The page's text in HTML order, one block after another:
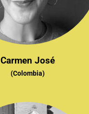
Carmen José
(Colombia)